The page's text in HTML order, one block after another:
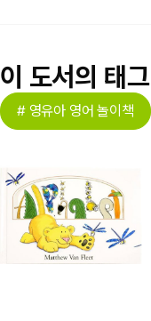
이 도서의 태그
# 영유아 영어 놀이책